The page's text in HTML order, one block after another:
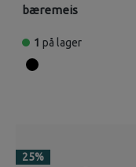
bæremeis
1 på lager
25%